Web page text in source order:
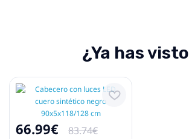
¿Ya has visto
66.99€
83.74€